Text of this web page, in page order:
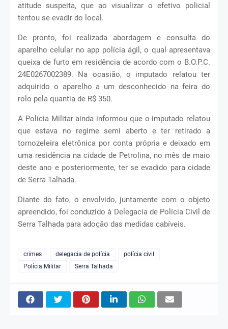
atitude suspeita, que ao visualizar o efetivo policial
tentou se evadir do local.
De pronto, foi realizada abordagem e consulta do
aparelho celular no app polícia ágil, o qual apresentava
queixa de furto em residência de acordo com o B.O.P.C.
24E0267002389. Na ocasião, o imputado relatou ter
adquirido o aparelho a um desconhecido na feira do
rolo pela quantia de R$ 350.
A Polícia Militar ainda informou que o imputado relatou
que estava no regime semi aberto e ter retirado a
tornozeleira eletrônica por conta própria e deixado em
uma residência na cidade de Petrolina, no mês de maio
deste ano e posteriormente, ter se evadido para cidade
de Serra Talhada.
Diante do fato, o envolvido, juntamente com o objeto
apreendido, foi conduzido à Delegacia de Polícia Civil de
Serra Talhada para adoção das medidas cabíveis.
crimes delegacia de polícia
polícia civil
Polícia Militar
Serra Talhada